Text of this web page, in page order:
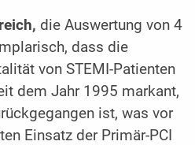
die Auswertung von 4
dass die
von STEMI-Patienten
dem Jahr 1995 markant,
ist, was vor
Einsatz der Primär-PCI